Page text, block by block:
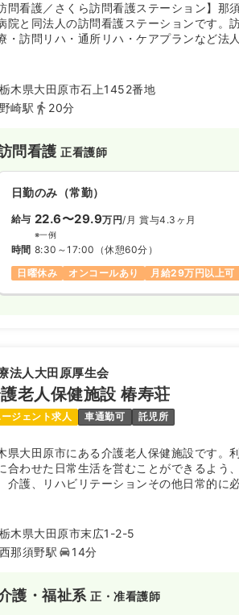
訪問看護／さくら訪問看護ステーション】那
院と同法人の訪問看護ステーションです。
・訪問リハ・通所リハ・ケアプランなど法
す。
栃木県大田原市石上1452番地
野崎駅
20分
問看護正看護師
日勤のみ（常勤）
給与 22.6〜29.9万円/月 賞与4.3ヶ月
※一例
時間 8:30～17:00 （休憩60分）
日曜休み
オンコールあり 月給29万円以上可
法人大田原厚生会
老人保健施設 椿寿荘
ジェント求人 車通勤可 託児所
県大田原市にある介護老人保健施設です。
合わせた日常生活を営むことができるよう
介護、リハビリテーションその他日常的に
栃木県大田原市末広1-2-5
西那須野駅
14分
護・福祉系正・准看護師